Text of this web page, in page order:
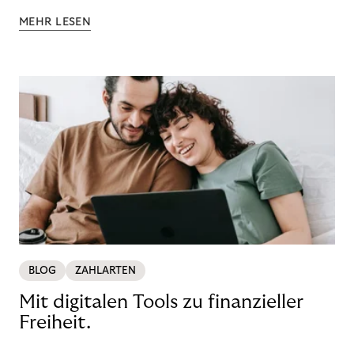
MEHR LESEN
BLOG ZAHLARTEN
Mit digitalen Tools zu finanzieller
Freiheit.